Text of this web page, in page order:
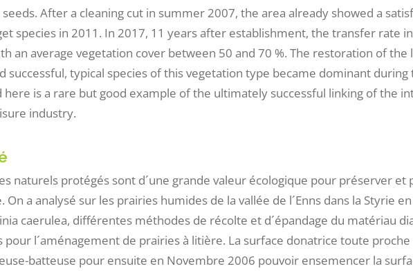
seeds. After a cleaning cut in summer 2007, the area already showed a
species in 2011. In 2017, 11 years after establishment, the transfer rate
an average vegetation cover between 50 and 70 %. The restoration of
successful, typical species of this vegetation type became dominant
here is a rare but good example of the ultimately successful linking of the
industry.
naturels protégés sont d´une grande valeur écologique pour préserver
On a analysé sur les prairies humides de la vallée de l´Enns dans la Styrie
caerulea, différentes méthodes de récolte et d´épandage du matériau
pour l´aménagement de prairies à litière. La surface donatrice toute
batteuse pour ensuite en Novembre 2006 pouvoir ensemencer la